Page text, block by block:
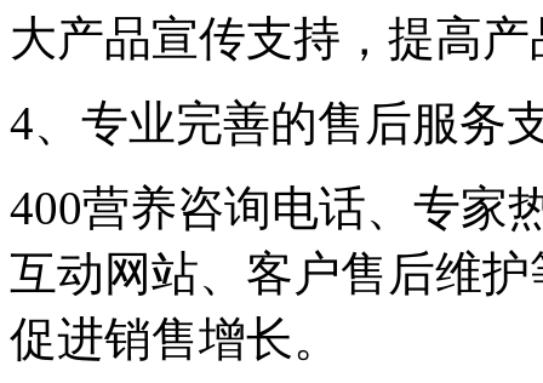
大产品宣传支持，提高
4、专业完善的售后服务
400营养咨询电话、专家
互动网站、客户售后维
促进销售增长。